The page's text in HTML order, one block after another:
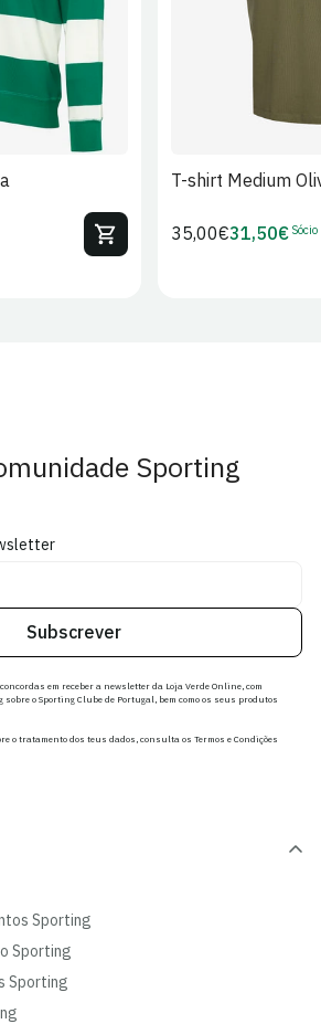
T-shirt Medium
Preço
35,00€Preço
31,50€ Sócio
Sporting
Subscrever
em receber a newsletter da Loja Verde Online, com
o Sporting Clube de Portugal, bem como os seus produtos
o tratamento dos teus dados, consulta os Termos e Condições
Sporting
Sporting
Sporting